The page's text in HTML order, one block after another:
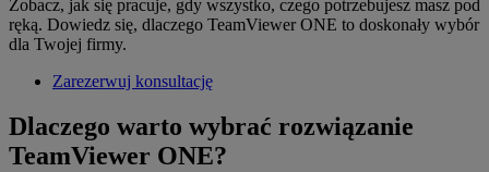
Zobacz, jak się pracuje, gdy wszystko, czego potrzebujesz masz pod
ręką. Dowiedz się, dlaczego TeamViewer ONE to doskonały wybór
dla Twojej firmy.
Zarezerwuj konsultację
Dlaczego warto wybrać rozwiązanie
TeamViewer ONE?